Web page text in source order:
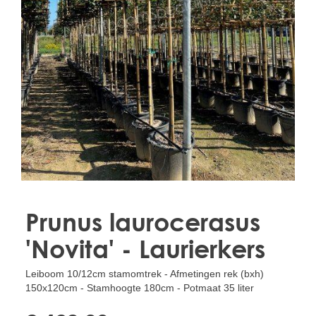
Treesafe
VORSTBESCHERMINGVOORBOMEN.NL
WINTERSCHUTZFUERBAEUME.DE
FROSTPROTECTIONFORTREES.CO.UK
Terracotta
TERRACOTTA.NL
TERRACOTTA.BE
TERRAKOTTA.DE
Prunus laurocerasus
'Novita' - Laurierkers
Leiboom 10/12cm stamomtrek - Afmetingen rek (bxh)
150x120cm - Stamhoogte 180cm - Potmaat 35 liter